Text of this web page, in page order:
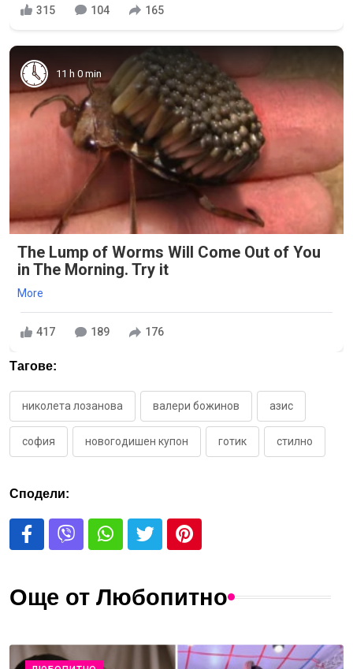
315 104 165
11 h 0 min
The Lump of Worms Will Come Out of You
in The Morning. Try it
More
417 189 176
Тагове:
николета лозанова валери божинов азис
софия новогодишен купон готик стилно
Сподели:
Още от Любопитно